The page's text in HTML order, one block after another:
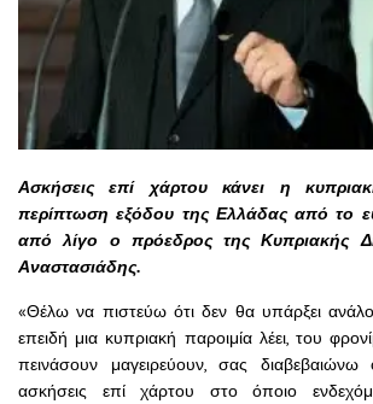
Ασκήσεις επί χάρτου κάνει η
περίπτωση εξόδου της Ελλάδας από το
από λίγο ο πρόεδρος της Κυπριακής
Αναστασιάδης.
«Θέλω να πιστεύω ότι δεν θα υπάρξει
επειδή μια κυπριακή παροιμία λέει, του
πεινάσουν μαγειρεύουν, σας διαβεβαιώνω
ασκήσεις επί χάρτου στο όποιο